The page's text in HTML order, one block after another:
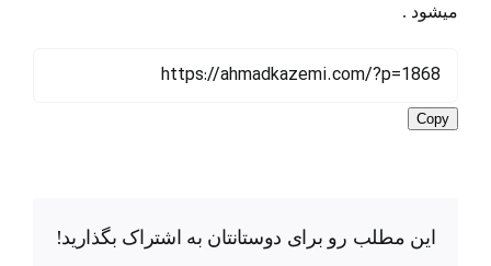
میشود .
Copy
این مطلب رو برای دوستانتان به اشتراک بگذارید!